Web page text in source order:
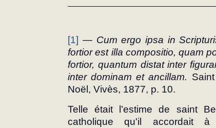
[1] — Cum ergo ipsa in
fortior est illa compositio, quam
fortior, quantum distat inter
inter dominam et ancillam.
Noël, Vivès, 1877, p. 10.
Telle était l’estime de saint
catholique qu'il accordait